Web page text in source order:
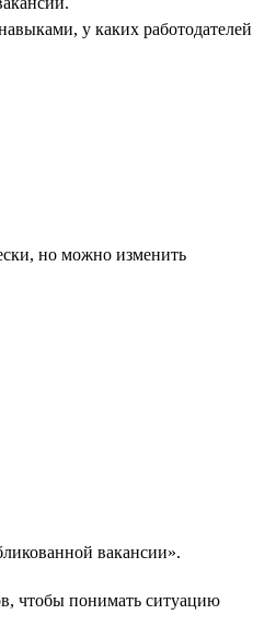
у каких работодателей
но можно изменить
вакансии».
чтобы понимать ситуацию